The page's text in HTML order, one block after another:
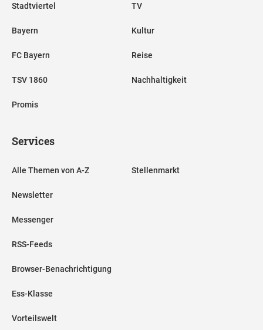
Stadtviertel
Bayern
FC Bayern
TSV 1860
Promis
TV
Kultur
Reise
Nachhaltigkeit
Services
Alle Themen von A-Z
Newsletter
Messenger
RSS-Feeds
Browser-Benachrichtigung
Ess-Klasse
Vorteilswelt
Stellenmarkt